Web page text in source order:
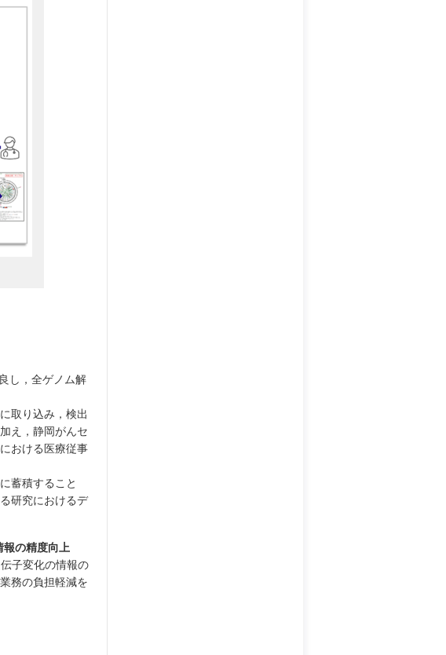
し，全ゲノム解
取り込み，検出
え，静岡がんセ
おける医療従事
蓄積すること
研究におけるデ
報の精度向上
子変化の情報の
務の負担軽減を